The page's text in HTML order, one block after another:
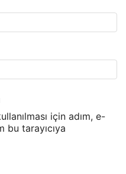
için adım, e-
bu tarayıcıya